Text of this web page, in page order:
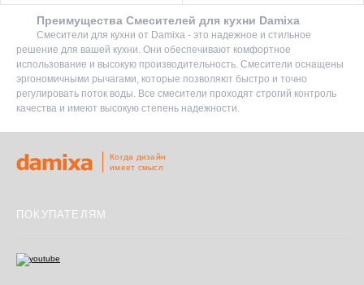
Преимущества Смесителей для кухни Damixa
Смесители для кухни от Damixa - это надежное и стильное
решение для вашей кухни. Они обеспечивают комфортное
использование и высокую производительность. Смесители оснащены
эргономичными рычагами, которые позволяют быстро и точно
регулировать поток воды. Все смесители проходят строгий контроль
качества и имеют высокую степень надежности.
Когда дизайн
имеет смысл
ПОКУПАТЕЛЯМ